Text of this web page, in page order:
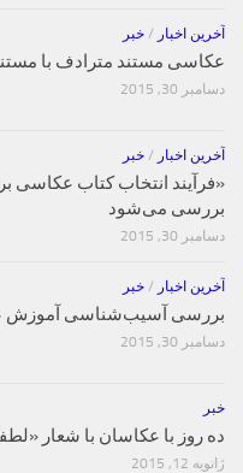
آخرین اخبار / خبر
عکاسی مستند مترادف با
دسامبر 30, 2015
آخرین اخبار / خبر
«فرآیند انتخاب کتاب‌ عکاسی
بررسی می‌شود
دسامبر 30, 2015
آخرین اخبار / خبر
بررسی آسیب‌شناسی آموزش
دسامبر 30, 2015
خبر
ده روز با عکاسان با شعار
ژانویه 12, 2015